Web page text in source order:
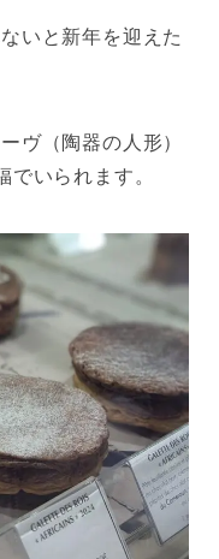
いと新年を迎えた
ヴ（陶器の人形）
いられます。